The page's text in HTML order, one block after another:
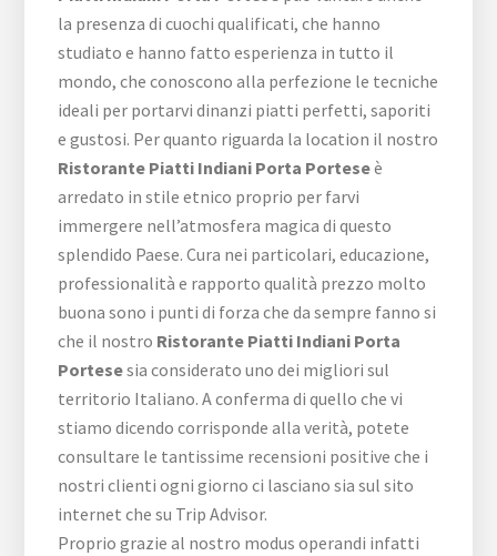
la presenza di cuochi qualificati, che hanno
studiato e hanno fatto esperienza in tutto il
mondo, che conoscono alla perfezione le tecniche
ideali per portarvi dinanzi piatti perfetti, saporiti
e gustosi. Per quanto riguarda la location il nostro
Ristorante Piatti Indiani Porta Porteseè
arredato in stile etnico proprio per farvi
immergere nell’atmosfera magica di questo
splendido Paese. Cura nei particolari, educazione,
professionalità e rapporto qualità prezzo molto
buona sono i punti di forza che da sempre fanno si
che il nostro Ristorante Piatti Indiani Porta
Portesesia considerato uno dei migliori sul
territorio Italiano. A conferma di quello che vi
stiamo dicendo corrisponde alla verità, potete
consultare le tantissime recensioni positive che i
nostri clienti ogni giorno ci lasciano sia sul sito
internet che su Trip Advisor.
Proprio grazie al nostro modus operandi infatti